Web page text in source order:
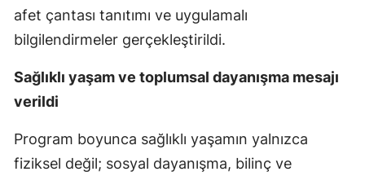
Sakarya
Siirt
Sivas
afet çantası tanıtımı ve uygulamalı
bilgilendirmeler gerçekleştirildi.
Sağlıklı yaşam ve toplumsal dayanışma mesajı
verildi
Program boyunca sağlıklı yaşamın yalnızca
fiziksel değil; sosyal dayanışma, bilinç ve